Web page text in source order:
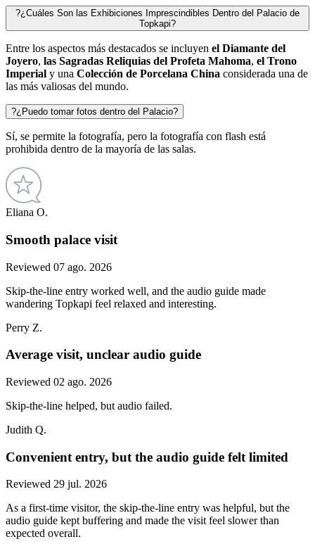
?¿Cuáles Son las Exhibiciones Imprescindibles Dentro del Palacio de
Topkapi?
Entre los aspectos más destacados se incluyen el Diamante del
Joyero, las Sagradas Reliquias del Profeta Mahoma, el Trono
Imperial y una Colección de Porcelana China considerada una de
las más valiosas del mundo.
?¿Puedo tomar fotos dentro del Palacio?
Sí, se permite la fotografía, pero la fotografía con flash está
prohibida dentro de la mayoría de las salas.
Eliana O.
Smooth palace visit
Reviewed 07 ago. 2026
Skip-the-line entry worked well, and the audio guide made
wandering Topkapi feel relaxed and interesting.
Perry Z.
Average visit, unclear audio guide
Reviewed 02 ago. 2026
Skip-the-line helped, but audio failed.
Judith Q.
Convenient entry, but the audio guide felt limited
Reviewed 29 jul. 2026
As a first-time visitor, the skip-the-line entry was helpful, but the
audio guide kept buffering and made the visit feel slower than
expected overall.